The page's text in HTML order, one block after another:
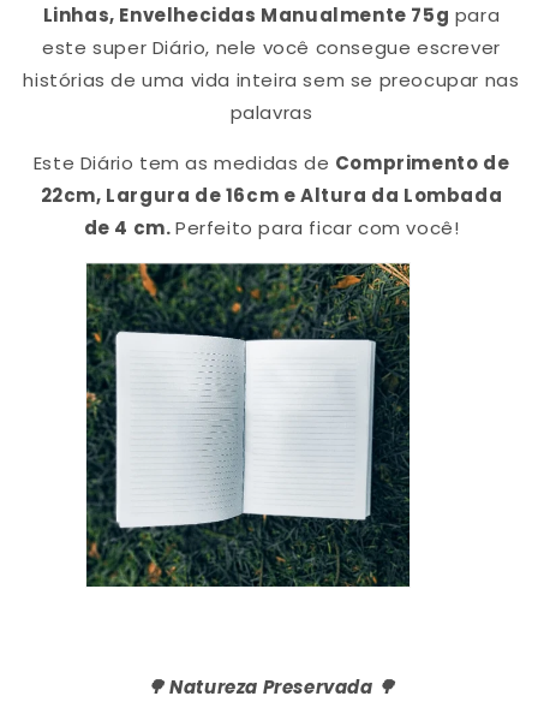
Linhas, Envelhecidas Manualmente 75g para
este super Diário, nele você consegue escrever
histórias de uma vida inteira sem se preocupar nas
palavras
Este Diário tem as medidas de Comprimento de
22cm, Largura de16cm e Altura da Lombada
de 4 cm.Perfeito para ficar com você!
🌳 Natureza Preservada 🌳